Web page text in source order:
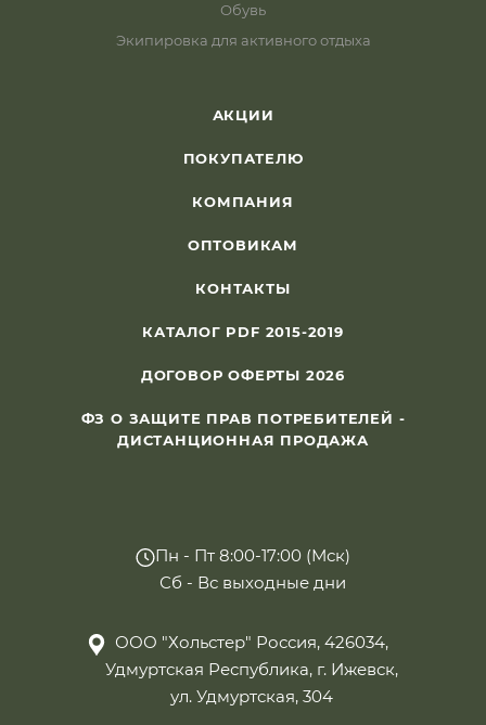
Обувь
Экипировка для активного отдыха
АКЦИИ
ПОКУПАТЕЛЮ
КОМПАНИЯ
ОПТОВИКАМ
КОНТАКТЫ
КАТАЛОГ PDF 2015-2019
ДОГОВОР ОФЕРТЫ 2026
ФЗ О ЗАЩИТЕ ПРАВ ПОТРЕБИТЕЛЕЙ -
ДИСТАНЦИОННАЯ ПРОДАЖА
Пн - Пт 8:00-17:00 (Мск)
Сб - Вс выходные дни
ООО "Хольстер" Россия, 426034,
Удмуртская Республика, г. Ижевск,
ул. Удмуртская, 304